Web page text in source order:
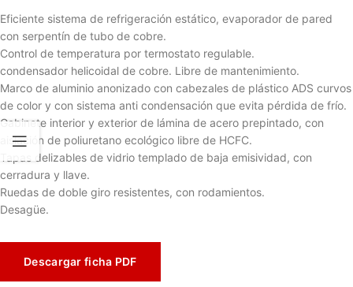
Eficiente sistema de refrigeración estático, evaporador de pared
con serpentín de tubo de cobre.
Control de temperatura por termostato regulable.
condensador helicoidal de cobre. Libre de mantenimiento.
Marco de aluminio anonizado con cabezales de plástico ADS curvos
de color y con sistema anti condensación que evita pérdida de frío.
Gabinete interior y exterior de lámina de acero prepintado, con
aislación de poliuretano ecológico libre de HCFC.
Tapas delizables de vidrio templado de baja emisividad, con
cerradura y llave.
Ruedas de doble giro resistentes, con rodamientos.
Desagüe.
Descargar ficha PDF